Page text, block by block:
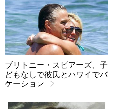
ブリトニー・スピアーズ、子
どもなしで彼氏とハワイでバ
ケーション